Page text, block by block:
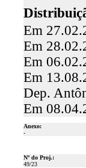
Em
Em
Em
Em
Dep.
Em
Anexo:
-
Nº do Proj.:
49/23